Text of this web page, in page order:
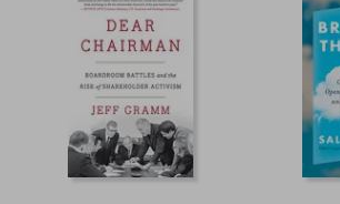
45%
dcto. $ 264.610